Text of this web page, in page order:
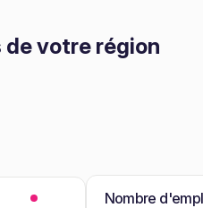
votre région
Nombre